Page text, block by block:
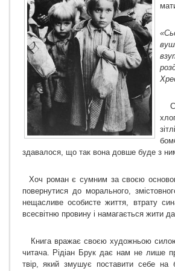
здавалося, що так вона довше буде з
Хоч роман є сумним за своєю
повернутися до морального,
нещасливе особисте життя, втрату
всесвітню провину і намагається жити
Книга вражає своєю художньою
читача. Рідіан Брук дає нам не лише
твір, який змушує поставити себе на